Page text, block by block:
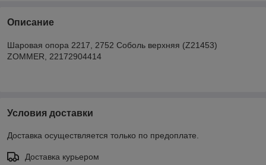
Описание
Шаровая опора 2217, 2752 Соболь верхняя (Z21453)
ZOMMER, 22172904414
Условия доставки
Доставка осуществляется только по предоплате.
Доставка курьером